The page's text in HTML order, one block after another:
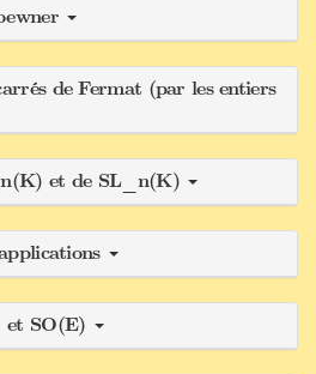
de Fermat (par les entiers
et de SL_n(K)
et SO(E)